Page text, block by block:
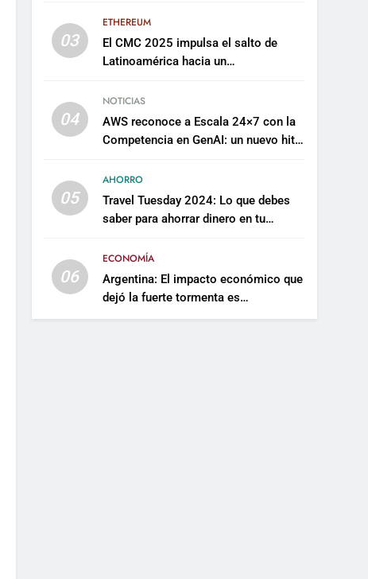
plataforma
03
ETHEREUM
El CMC 2025 impulsa el salto de
Latinoamérica hacia un
sostenible
04
NOTICIAS
AWS reconoce a Escala 24×7 con la
Competencia en GenAI: un nuevo hito
artificial empresarial
05
AHORRO
Travel Tuesday 2024: Lo que debes
saber para ahorrar dinero en tu
06
ECONOMÍA
Argentina: El impacto económico que
dejó la fuerte tormenta es
incalculable